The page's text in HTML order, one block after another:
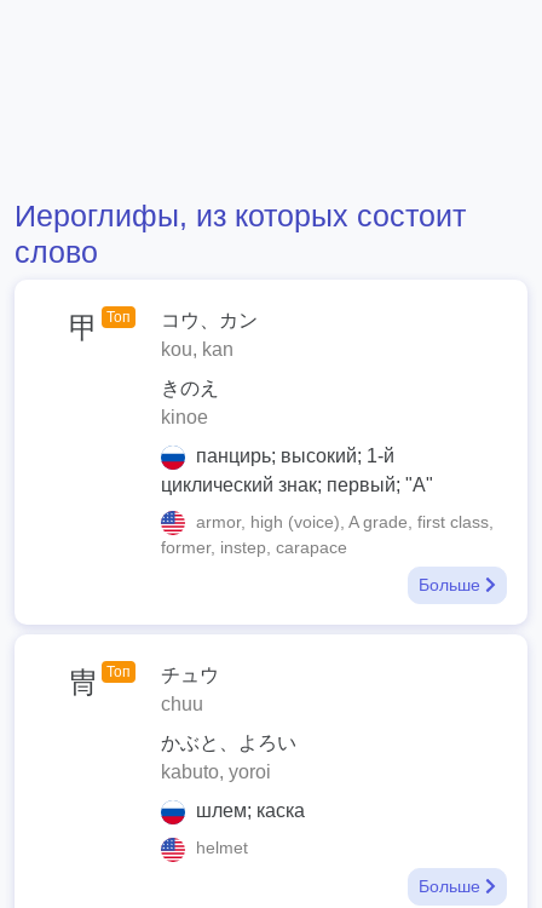
Иероглифы, из которых состоит
слово
甲 Топ
コウ、カン
kou, kan
きのえ
kinoe
панцирь; высокий; 1-й
циклический знак; первый; "А"
armor, high (voice), A grade, first class,
former, instep, carapace
Больше
冑 Топ
チュウ
chuu
かぶと、よろい
kabuto, yoroi
шлем; каска
helmet
Больше